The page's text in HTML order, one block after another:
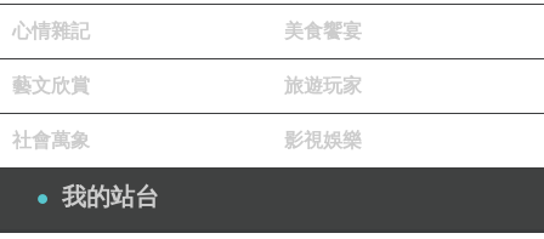
柔滑觸感 簡約設計
不退潮流的線條時尚機能
隱藏式悠遊卡插
適用戶外休閒
心情雜記 美食饗宴
藝文欣賞 旅遊玩家
社會萬象 影視娛樂
我的站台